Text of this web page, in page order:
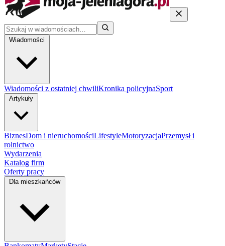
Wiadomości
Wiadomości z ostatniej chwiliKronika policyjnaSport
Artykuły
BiznesDom i nieruchomościLifestyleMotoryzacjaPrzemysł i
rolnictwo
Wydarzenia
Katalog firm
Oferty pracy
Dla mieszkańców